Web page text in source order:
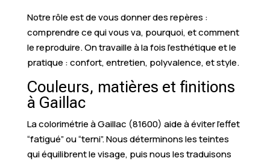
Notre rôle est de vous donner des repères :
comprendre ce qui vous va, pourquoi, et comment
le reproduire. On travaille à la fois l’esthétique et le
pratique : confort, entretien, polyvalence, et style.
Couleurs, matières et finitions
à Gaillac
La colorimétrie à Gaillac (81600) aide à éviter l’effet
“fatigué” ou “terni”. Nous déterminons les teintes
qui équilibrent le visage, puis nous les traduisons